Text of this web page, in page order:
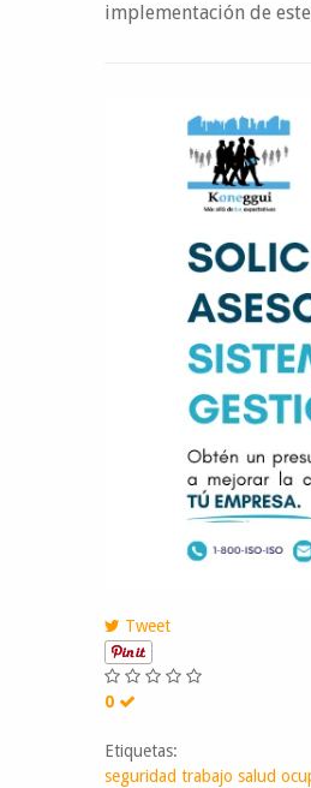
implementación de
Tweet
0
Etiquetas:
seguridad trabajo salud